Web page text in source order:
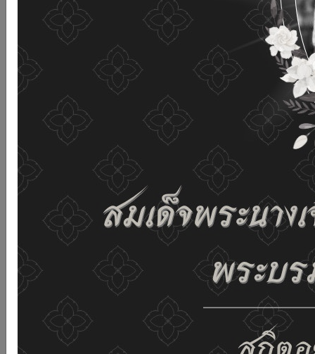
กรมกิจการผู้สูงอายุ
ให้ความสำคัญต่อข้อมูลส่วนบุคคลของ
ท่าน เพื่อการพัฒนาและปรับปรุงเว็บไซต์ หากท่านใช้บริการ
เว็บไซต์นี้โดยไม่มีการปรับตั้งค่าใดๆ แสดงว่าท่านยินยอมที่จะ
รับคุกกี้บนเว็บไซต์ และนโยบายสิทธิส่วนบุคคลของเรา
ดูรายละเอียด ยอมรับทั้งหมด
02-659-6811 saraban@dop.mail.go.th
เปลี่ยนการแสดงผล
ก-ก